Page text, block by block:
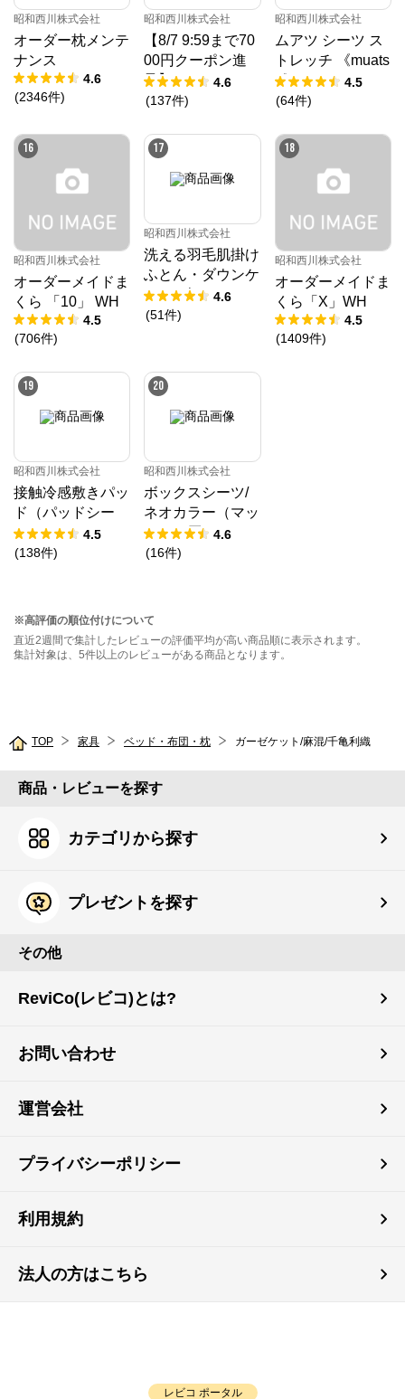
昭和西川株式会社
オーダー枕メンテ
ナンス
4.6
(2346件)
昭和西川株式会社
【8/7 9:59まで70
00円クーポン進
呈】ムアツ マッ
トレス プロ《90
MuAtsu
4.6
(137件)
昭和西川株式会社
ムアツ シーツ ス
トレッチ 《muats
u》
4.5
(64件)
16
昭和西川株式会社
オーダーメイドま
くら 「10」 WH
4.5
(706件)
17
昭和西川株式会社
洗える羽毛肌掛け
ふとん・ダウンケ
ット ダック50%
4.6
(51件)
18
昭和西川株式会社
オーダーメイドま
くら「X」WH
4.5
(1409件)
19
昭和西川株式会社
接触冷感敷きパッ
ド（パッドシー
ツ）
4.5
(138件)
20
昭和西川株式会社
ボックスシーツ/
ネオカラー（マッ
トレス厚み23㎝
まで対応）
4.6
(16件)
※高評価の順位付けについて
直近2週間で集計したレビューの評価平均が高い商品順に表示されます。
集計対象は、5件以上のレビューがある商品となります。
TOP 家具 ベッド・布団・枕 ガーゼケット/麻混/千亀利織
商品・レビューを探す
カテゴリから探す
プレゼントを探す
その他
ReviCo(レビコ)とは?
お問い合わせ
運営会社
プライバシーポリシー
利用規約
法人の方はこちら
レビコ ポータル